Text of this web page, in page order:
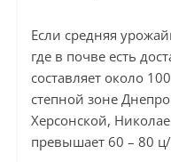
Если средняя
где в почве есть
составляет около
степной зоне
Херсонской,
превышает 60 – 80 ц/